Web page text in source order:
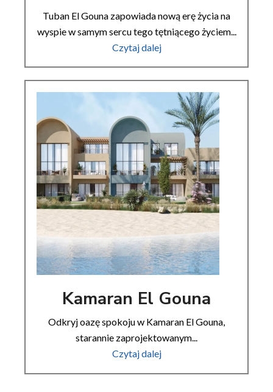
Tuban El Gouna zapowiada nową erę życia na
wyspie w samym sercu tego tętniącego życiem...
Czytaj dalej
Kamaran El Gouna
Odkryj oazę spokoju w Kamaran El Gouna,
starannie zaprojektowanym...
Czytaj dalej